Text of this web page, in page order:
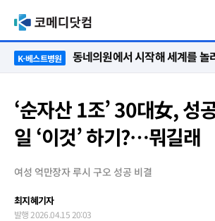
K-베스트병원
‘순자산 1조’ 30대女, 성
일 ‘이것’ 하기?…뭐길래
여성 억만장자 루시 구오 성공 비결
최지혜기자
발행 2026.04.15 20:03